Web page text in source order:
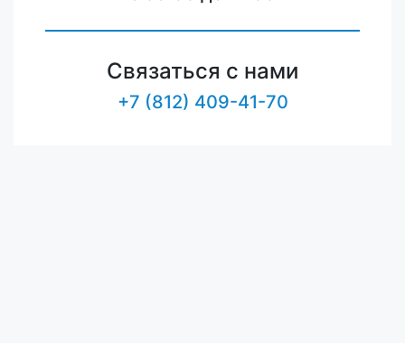
Связаться с нами
+7 (812) 409-41-70